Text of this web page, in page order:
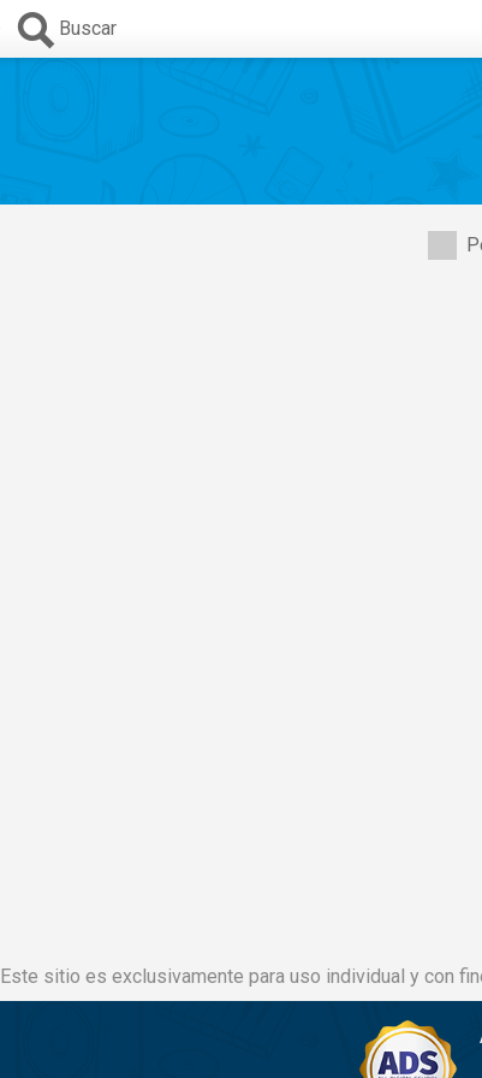
Buscar
Este sitio es exclusivamente para uso individual y con